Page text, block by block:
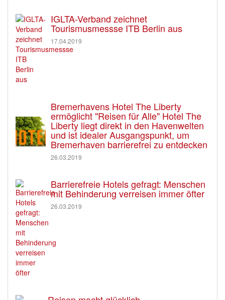
IGLTA-Verband zeichnet
Tourismusmessse ITB Berlin aus
17.04.2019
Bremerhavens Hotel The Liberty
ermöglicht "Reisen für Alle" Hotel The
Liberty liegt direkt in den Havenwelten
und ist idealer Ausgangspunkt, um
Bremerhaven barrierefrei zu entdecken
26.03.2019
Barrierefreie Hotels gefragt: Menschen
mit Behinderung verreisen immer öfter
26.03.2019